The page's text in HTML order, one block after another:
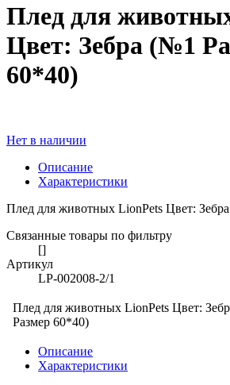
Плед для
Цвет: Зебра (№1
60*40)
Нет в наличии
Описание
Характеристики
Плед для животных LionPets Цвет:
Связанные товары по фильтру
[]
Артикул
LP-002008-2/1
Плед для животных LionPets Цвет:
Размер 60*40)
Описание
Характеристики